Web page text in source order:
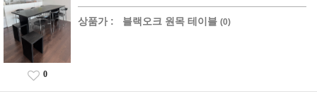
상품가 : 블랙오크 원목 테이블 (0)
0